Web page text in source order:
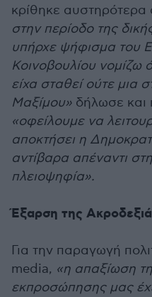
κρίθηκε αυστηρότερα
στην περίοδο της
υπήρχε ψήφισμα του
Κοινοβουλίου νομίζω
είχα σταθεί ούτε μια
Μαξίμου» δήλωσε
«οφείλουμε να
αποκτήσει η
αντίβαρα απέναντι
πλειοψηφία».
Έξαρση της
Για την παραγωγή
media, «η απαξίωση
εκπροσώπησης μας